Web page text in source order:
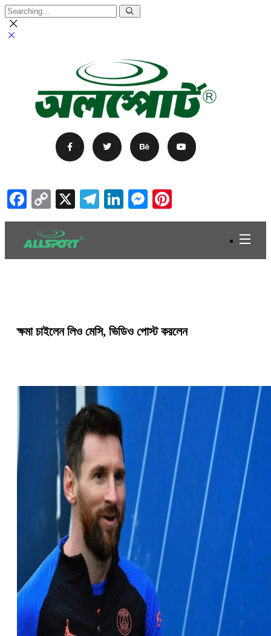
Facebook
Copy
Link
X Telegram
LinkedIn
Messenger
ক্ষমা চাইলেন লিও মেসি, ভিডিও পোস্ট করলেন